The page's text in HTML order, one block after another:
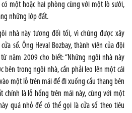
một hoặc hai phòng cùng với một lò sưởi,
những lớp đất.
nhà này tương đối tối, vì chúng được xây
sổ. Ông Heval Bozbay, thành viên của đội
từ năm 2009 cho biết: “Những ngôi nhà này
bên trong ngôi nhà, cần phải leo lên một cái
một lỗ trên mái để đi xuống cầu thang bên
chính là lỗ hổng trên mái này, cùng với một
quá nhỏ để có thể gọi là cửa sổ theo tiêu